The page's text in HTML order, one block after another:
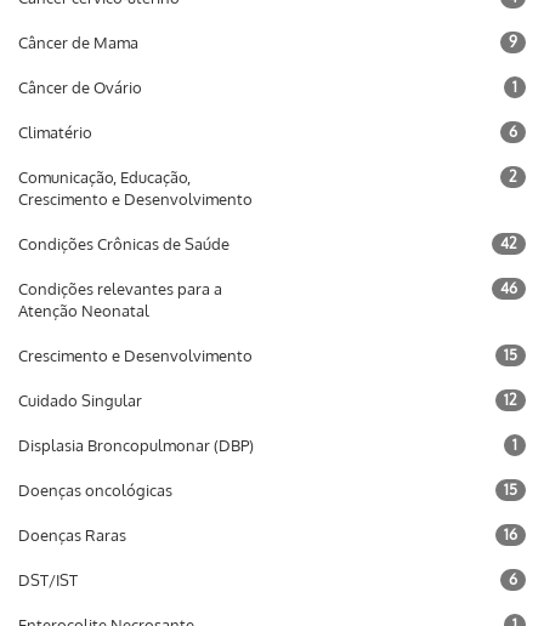
Câncer de Mama 9
Câncer de Ovário 1
Climatério 6
Comunicação, Educação,
Crescimento e Desenvolvimento
2
Condições Crônicas de Saúde 42
Condições relevantes para a
Atenção Neonatal
46
Crescimento e Desenvolvimento 15
Cuidado Singular 12
Displasia Broncopulmonar (DBP) 1
Doenças oncológicas 15
Doenças Raras 16
DST/IST 6